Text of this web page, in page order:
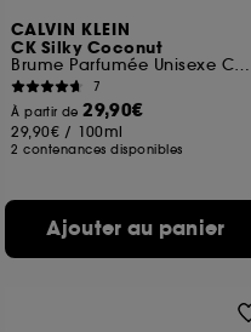
CALVIN KLEIN
CK Silky Coconut
Brume Parfumée Unisexe Corps & Cheveux
7
À partir de29,90€
29,90€ / 100ml
2 contenances disponibles
Ajouter au panier